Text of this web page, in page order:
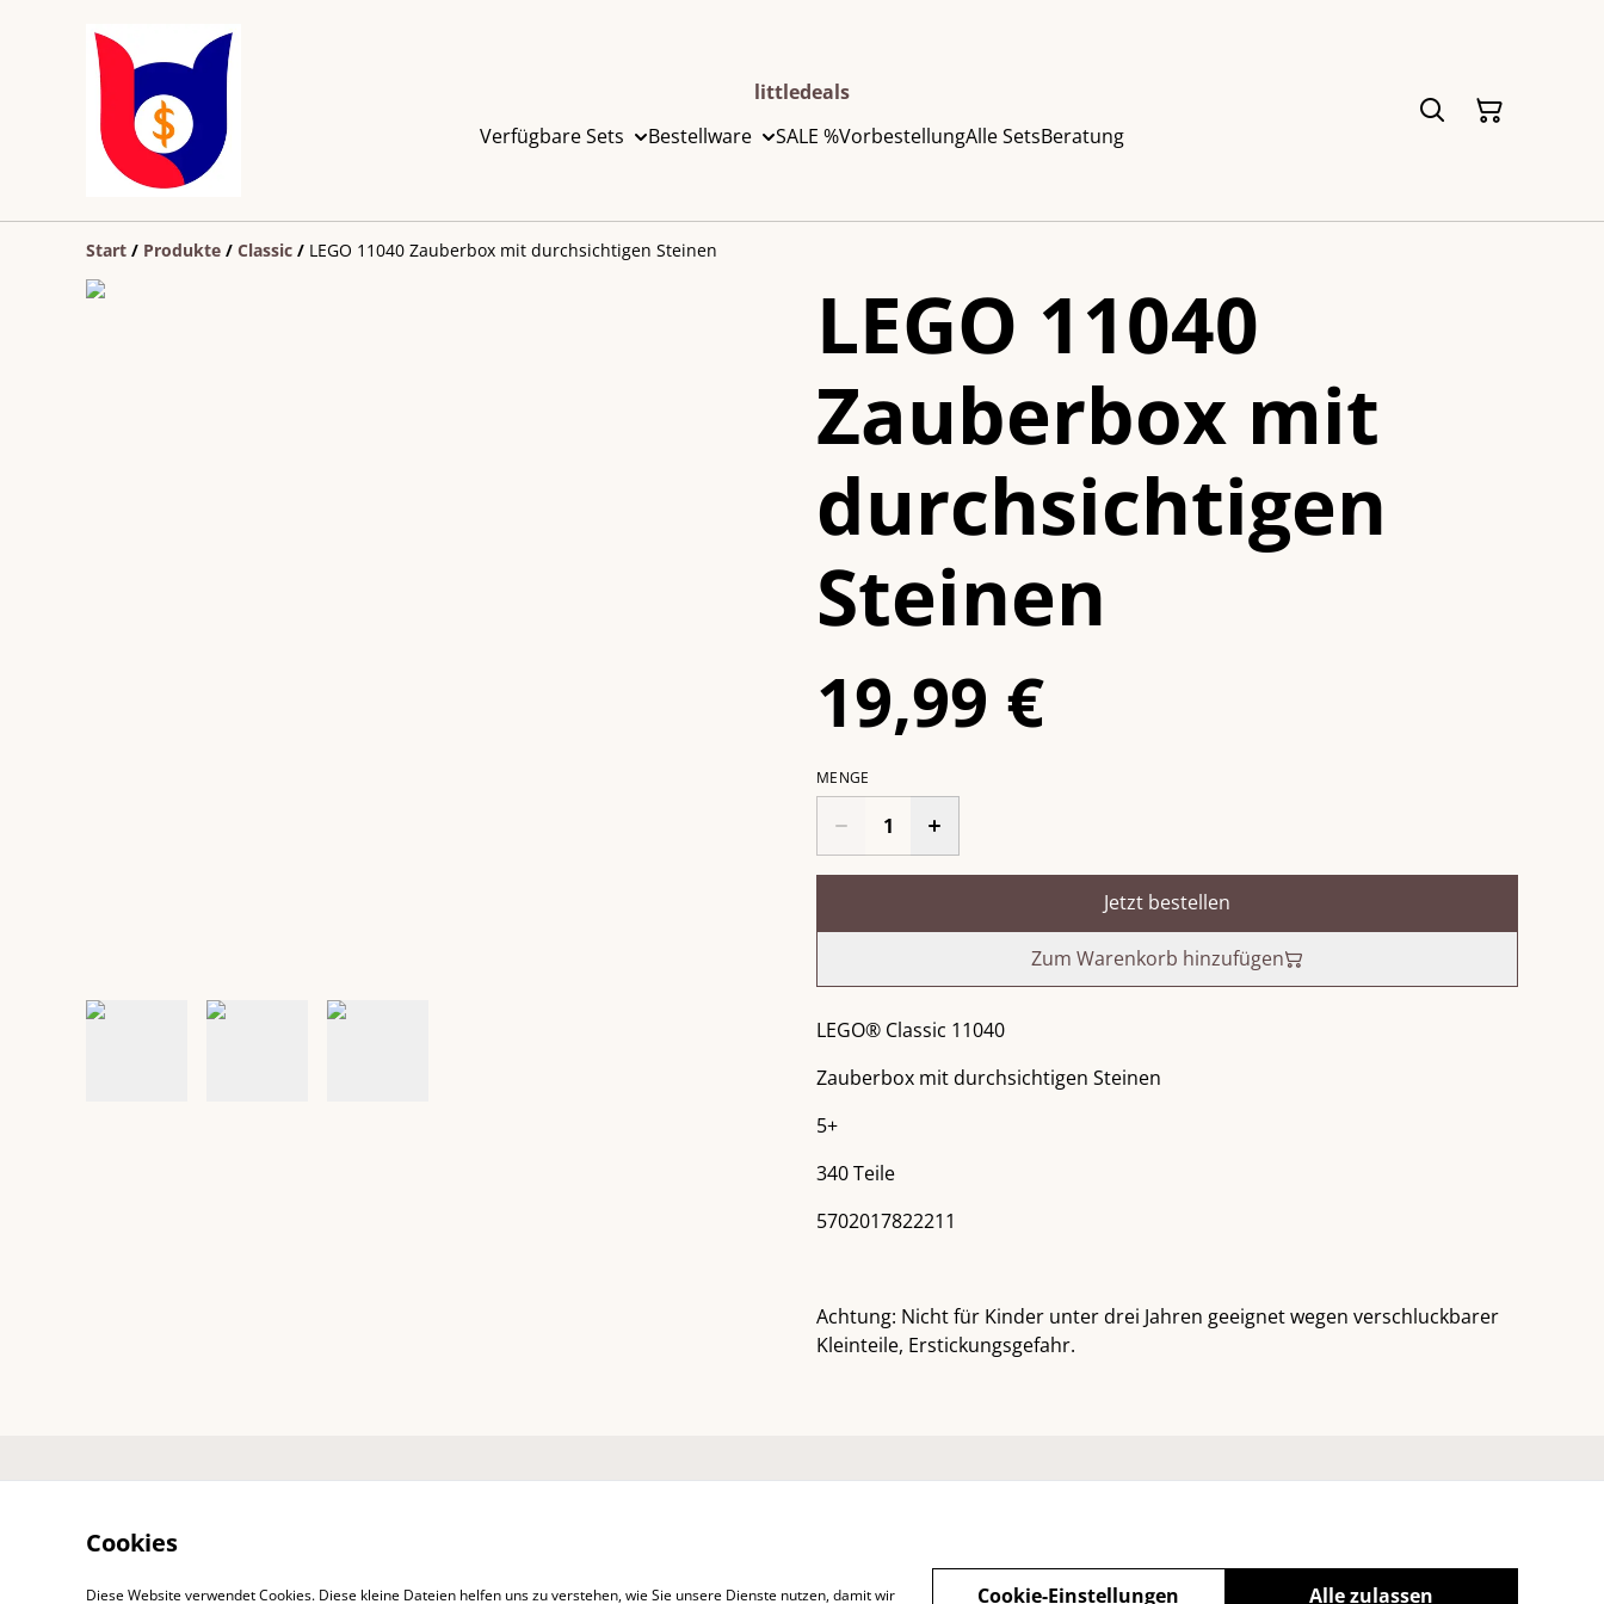
littledeals
Verfügbare Sets
Bestellware SALE %VorbestellungAlle SetsBeratung
Start / Produkte / Classic / LEGO 11040 Zauberbox mit durchsichtigen Steinen
LEGO 11040
Zauberbox mit
durchsichtigen
Steinen
19,99 €
MENGE
Jetzt bestellen
Zum Warenkorb hinzufügen
LEGO® Classic 11040
Zauberbox mit durchsichtigen Steinen
5+
340 Teile
5702017822211
Achtung: Nicht für Kinder unter drei Jahren geeignet wegen verschluckbarer
Kleinteile, Erstickungsgefahr.
Cookies
Diese Website verwendet Cookies. Diese kleine Dateien helfen uns zu verstehen, wie Sie unsere Dienste nutzen, damit wir Alle zulassen
Cookie-Einstellungen